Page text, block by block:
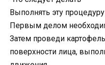
Выполнять эту
Первым делом
Затем проведи
поверхности лица,